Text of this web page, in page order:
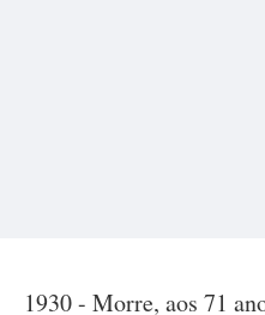
1930 - Morre, aos 71